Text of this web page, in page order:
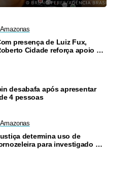
Amazonas
presença de Luiz Fux,
Cidade reforça apoio a
desabafa após apresentar
4 pessoas
Amazonas
determina uso de
para investigado por